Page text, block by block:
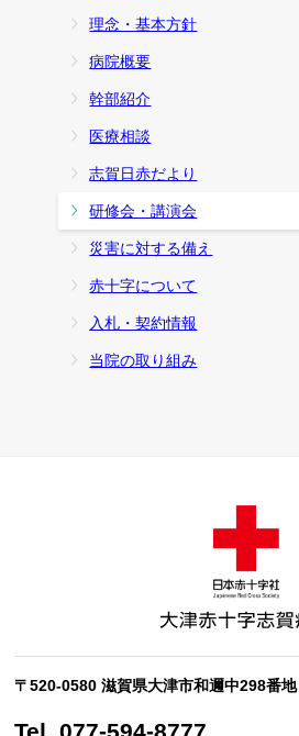
理念・基本方針
病院概要
幹部紹介
医療相談
志賀日赤だより
研修会・講演会
災害に対する備え
赤十字について
入札・契約情報
当院の取り組み
〒520-0580 滋賀県大津市和邇中298番地
Tel. 077-594-8777